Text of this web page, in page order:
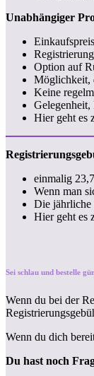
Unabhängiger
Option auf
Möglichkeit,
Keine
Gelegenheit,
Hier geht es
einmalig
Wenn man
Die jährliche
Hier geht es
Sei schlau und bestelle
Wenn du bei der
Wenn du dich
Du hast noch